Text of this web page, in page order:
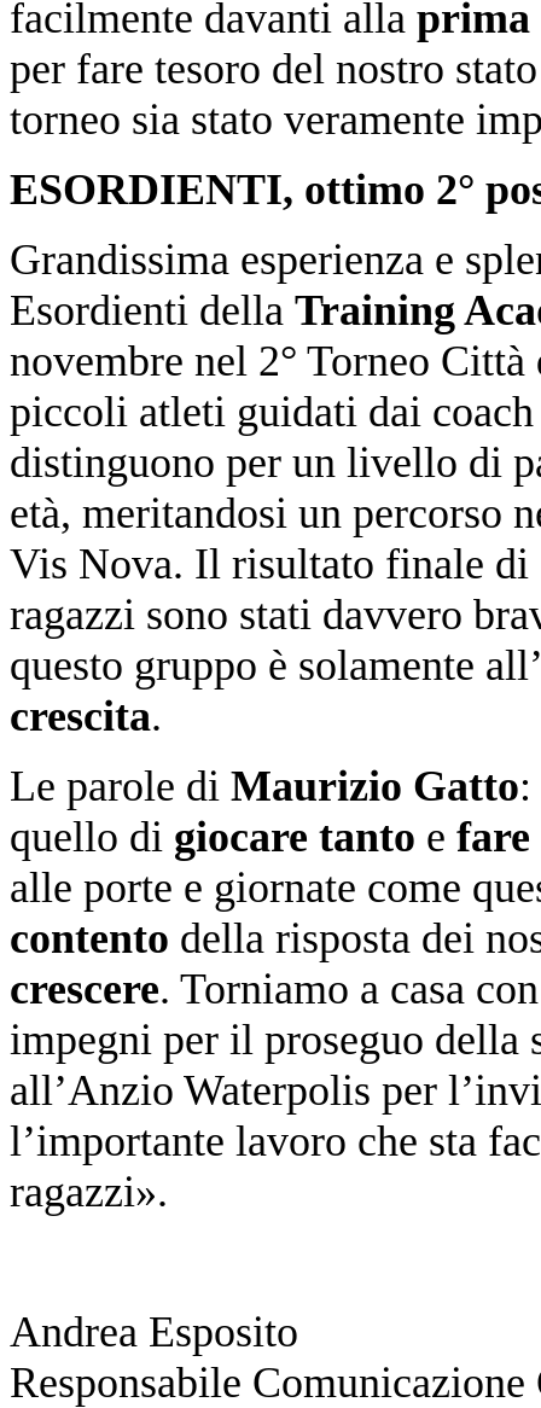
facilmente davanti alla prima
per fare tesoro del nostro
torneo sia stato veramente
ESORDIENTI, ottimo 2°
Grandissima esperienza e
Esordienti della Training
novembre nel 2° Torneo
piccoli atleti guidati dai
distinguono per un livello di
età, meritandosi un percorso
Vis Nova. Il risultato finale
ragazzi sono stati davvero
questo gruppo è solamente
crescita.
Le parole di Maurizio Gatto
quello di giocare tanto e fare
alle porte e giornate come
contento della risposta dei
crescere. Torniamo a casa
impegni per il proseguo della
all’Anzio Waterpolis per
l’importante lavoro che sta
ragazzi».
Andrea Esposito
Responsabile